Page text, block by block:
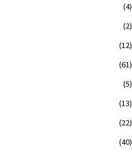
(4)
(2)
(12)
(61)
(5)
(13)
(22)
(40)